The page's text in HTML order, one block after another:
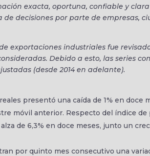
exacta, oportuna, confiable y
decisiones por parte de empresas,
exportaciones industriales fue
Debido a esto, las series
(desde 2014 en adelante).
presentó una caída de 1% en doce
móvil anterior. Respecto del índice de
de 6,3% en doce meses, junto un
por quinto mes consecutivo una